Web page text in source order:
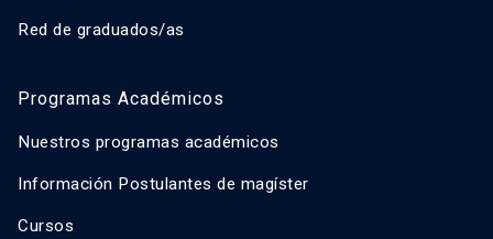
Red de graduados/as
Programas Académicos
Nuestros programas académicos
Información Postulantes de magíster
Cursos